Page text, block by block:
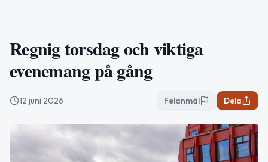
Regnig torsdag och viktiga
evenemang på gång
12 juni 2026 Felanmäl Dela